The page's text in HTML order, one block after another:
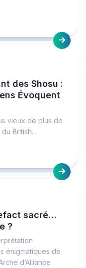
des Shosu :
Évoquent
vieux de plus de
British...
sacré…
?
énigmatiques de
d’Alliance